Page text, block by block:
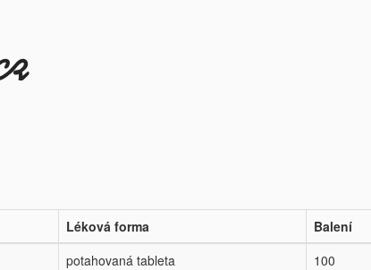
Léková forma Balení
potahovaná tableta 100